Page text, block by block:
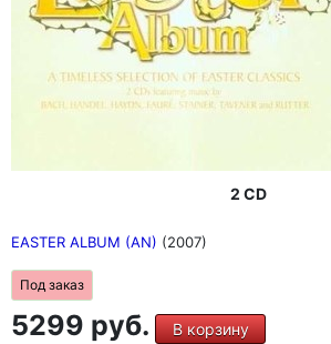
2 CD
EASTER ALBUM (AN) (2007)
Под заказ
5299 руб. В корзину